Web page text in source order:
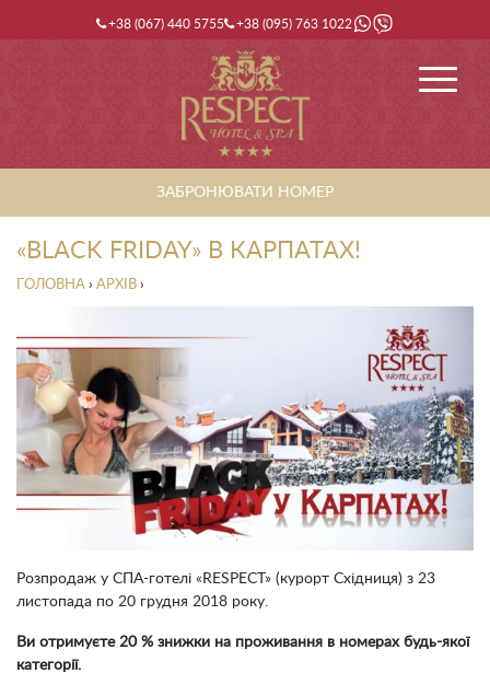
+38 (067) 440 5755 +38 (095) 763 1022
ЗАБРОНЮВАТИ НОМЕР
«BLACK FRIDAY» В КАРПАТАХ!
ГОЛОВНА › АРХІВ ›
Розпродаж у СПА-готелі «RESPECT» (курорт Східниця) з 23
листопада по 20 грудня 2018 року.
Ви отримуєте 20 % знижки на проживання в номерах будь-якої
категорії.